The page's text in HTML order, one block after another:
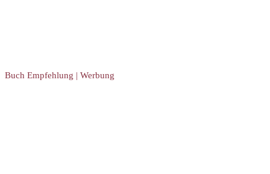
Buch Empfehlung | Werbung